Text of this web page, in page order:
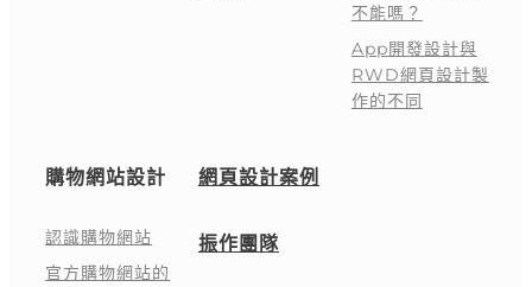
不能嗎？
App開發設計與
RWD網頁設計製
作的不同
購物網站設計
認識購物網站
官方購物網站的
網頁設計案例
振作團隊